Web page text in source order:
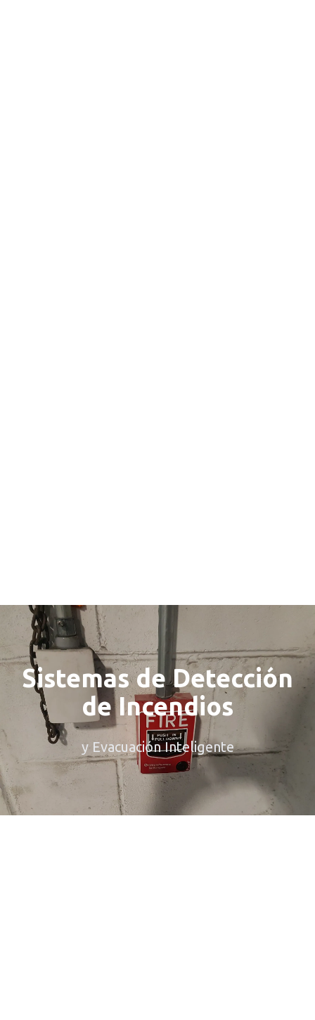
Sistemas de Detección
de Incendios
y Evacuación Inteligente